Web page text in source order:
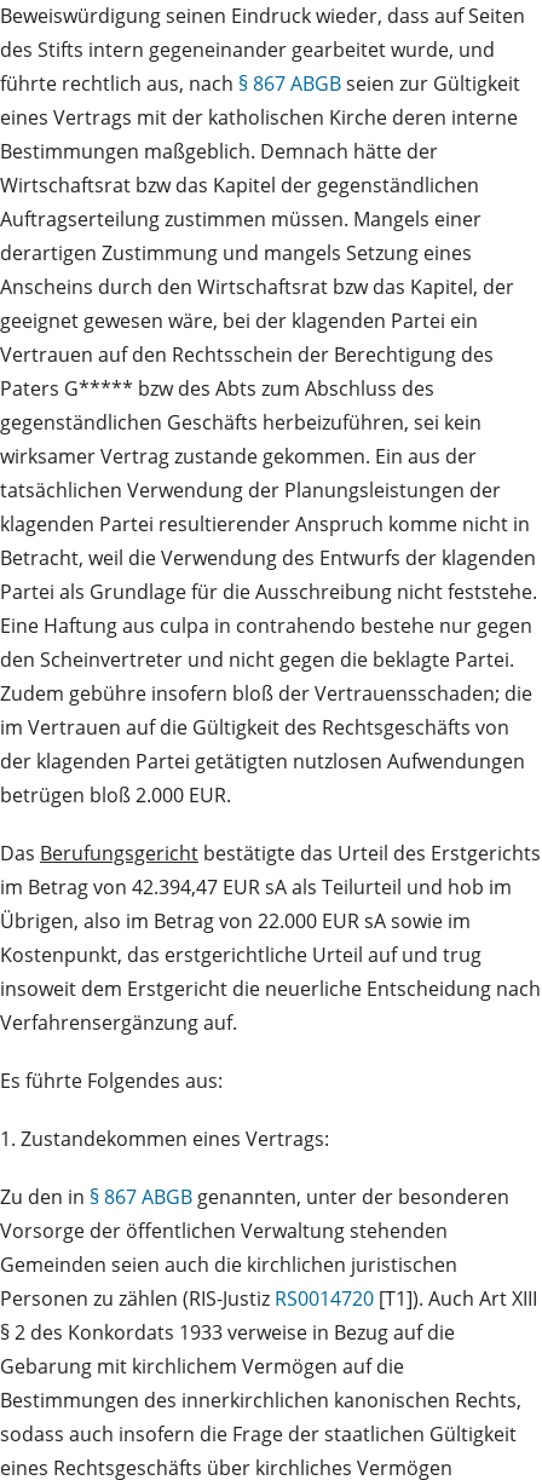
Beweiswürdigung seinen Eindruck wieder, dass auf Seiten
des Stifts intern gegeneinander gearbeitet wurde, und
führte rechtlich aus, nach § 867 ABGBseien zur Gültigkeit
eines Vertrags mit der katholischen Kirche deren interne
Bestimmungen maßgeblich. Demnach hätte der
Wirtschaftsrat bzw das Kapitel der gegenständlichen
Auftragserteilung zustimmen müssen. Mangels einer
derartigen Zustimmung und mangels Setzung eines
Anscheins durch den Wirtschaftsrat bzw das Kapitel, der
geeignet gewesen wäre, bei der klagenden Partei ein
Vertrauen auf den Rechtsschein der Berechtigung des
Paters G***** bzw des Abts zum Abschluss des
gegenständlichen Geschäfts herbeizuführen, sei kein
wirksamer Vertrag zustande gekommen. Ein aus der
tatsächlichen Verwendung der Planungsleistungen der
klagenden Partei resultierender Anspruch komme nicht in
Betracht, weil die Verwendung des Entwurfs der klagenden
Partei als Grundlage für die Ausschreibung nicht feststehe.
Eine Haftung aus culpa in contrahendo bestehe nur gegen
den Scheinvertreter und nicht gegen die beklagte Partei.
Zudem gebühre insofern bloß der Vertrauensschaden; die
im Vertrauen auf die Gültigkeit des Rechtsgeschäfts von
der klagenden Partei getätigten nutzlosen Aufwendungen
betrügen bloß 2.000 EUR.
Das Berufungsgericht bestätigte das Urteil des Erstgerichts
im Betrag von 42.394,47 EUR sA als Teilurteil und hob im
Übrigen, also im Betrag von 22.000 EUR sA sowie im
Kostenpunkt, das erstgerichtliche Urteil auf und trug
insoweit dem Erstgericht die neuerliche Entscheidung nach
Verfahrensergänzung auf.
Es führte Folgendes aus:
1. Zustandekommen eines Vertrags:
Zu den in § 867 ABGB genannten, unter der besonderen
Vorsorge der öffentlichen Verwaltung stehenden
Gemeinden seien auch die kirchlichen juristischen
Personen zu zählen (RIS-Justiz RS0014720 [T1]). Auch Art XIII
§ 2 des Konkordats 1933 verweise in Bezug auf die
Gebarung mit kirchlichem Vermögen auf die
Bestimmungen des innerkirchlichen kanonischen Rechts,
sodass auch insofern die Frage der staatlichen Gültigkeit
eines Rechtsgeschäfts über kirchliches Vermögen